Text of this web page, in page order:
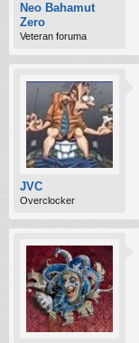
Neo Bahamut
Zero
Veteran foruma
JVC
Overclocker